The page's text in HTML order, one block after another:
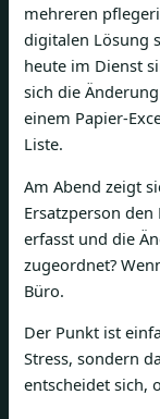
mehreren
digitalen Lösung
heute im Dienst
sich die
einem Papier-
Liste.
Am Abend zeigt
Ersatzperson
erfasst und die
zugeordnet?
Büro.
Der Punkt ist
Stress, sondern
entscheidet sich,